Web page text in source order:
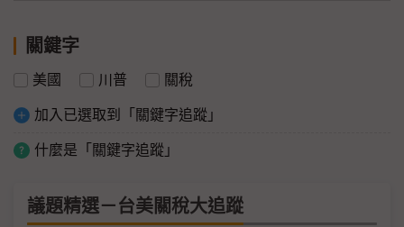
關鍵字
美國 川普 關稅
加入已選取到「關鍵字追蹤」
什麼是「關鍵字追蹤」
議題精選－台美關稅大追蹤